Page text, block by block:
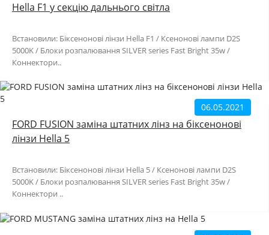
Hella F1 у секцію дальнього світла
Встановили: Біксенонові лінзи Hella F1 / Ксенонові лампи D2S
5000K / Блоки розпалювання SILVER series Fast Bright 35w /
Коннектори..
06.05.2021
FORD FUSION заміна штатних лінз на біксенонові
лінзи Hella 5
Встановили: Біксенонові лінзи Hella 5 / Ксенонові лампи D2S
5000K / Блоки розпалювання SILVER series Fast Bright 35w /
Коннектори ..